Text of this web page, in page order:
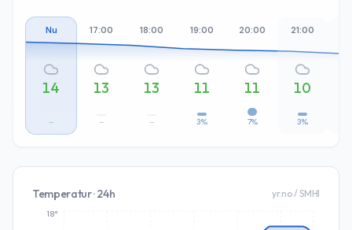
Nu
14
–
17:00
13
–
18:00
13
–
19:00
11
3%
20:00
11
7%
21:00
10
3%
Temperatur · 24h yr.no / SMHI
18°